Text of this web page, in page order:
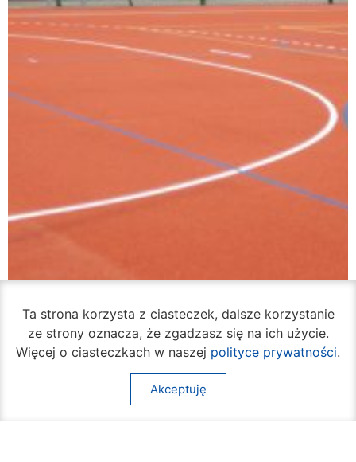
Ta strona korzysta z ciasteczek, dalsze korzystanie
ze strony oznacza, że zgadzasz się na ich użycie.
Więcej o ciasteczkach w naszej polityce prywatności.
Akceptuję